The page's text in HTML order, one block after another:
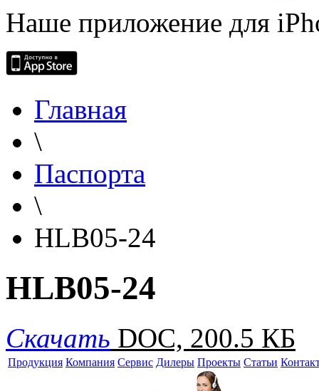
Наше приложение для
Главная
\
Паспорта
\
HLB05-24
HLB05-24
Скачать DOC, 200.5 КБ
Продукция Компания Сервис Дилеры Проекты Статьи